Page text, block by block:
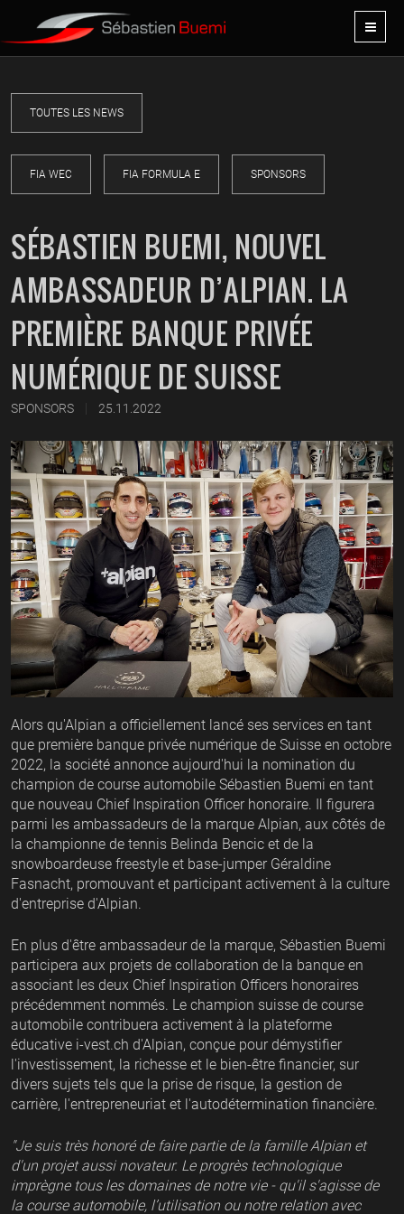
TOUTES LES NEWS
FIA WEC FIA FORMULA E SPONSORS
SÉBASTIEN BUEMI, NOUVEL
AMBASSADEUR D’ALPIAN. LA
PREMIÈRE BANQUE PRIVÉE
NUMÉRIQUE DE SUISSE
SPONSORS | 25.11.2022
Alors qu'Alpian a officiellement lancé ses services en tant
que première banque privée numérique de Suisse en octobre
2022, la société annonce aujourd'hui la nomination du
champion de course automobile Sébastien Buemi en tant
que nouveau Chief Inspiration Officer honoraire. Il figurera
parmi les ambassadeurs de la marque Alpian, aux côtés de
la championne de tennis Belinda Bencic et de la
snowboardeuse freestyle et base-jumper Géraldine
Fasnacht, promouvant et participant activement à la culture
d'entreprise d'Alpian.
En plus d'être ambassadeur de la marque, Sébastien Buemi
participera aux projets de collaboration de la banque en
associant les deux Chief Inspiration Officers honoraires
précédemment nommés. Le champion suisse de course
automobile contribuera activement à la plateforme
éducative i-vest.ch d'Alpian, conçue pour démystifier
l'investissement, la richesse et le bien-être financier, sur
divers sujets tels que la prise de risque, la gestion de
carrière, l'entrepreneuriat et l'autodétermination financière.
"Je suis très honoré de faire partie de la famille Alpian et
d'un projet aussi novateur. Le progrès technologique
imprègne tous les domaines de notre vie - qu'il s'agisse de
la course automobile, l’utilisation ou notre relation avec